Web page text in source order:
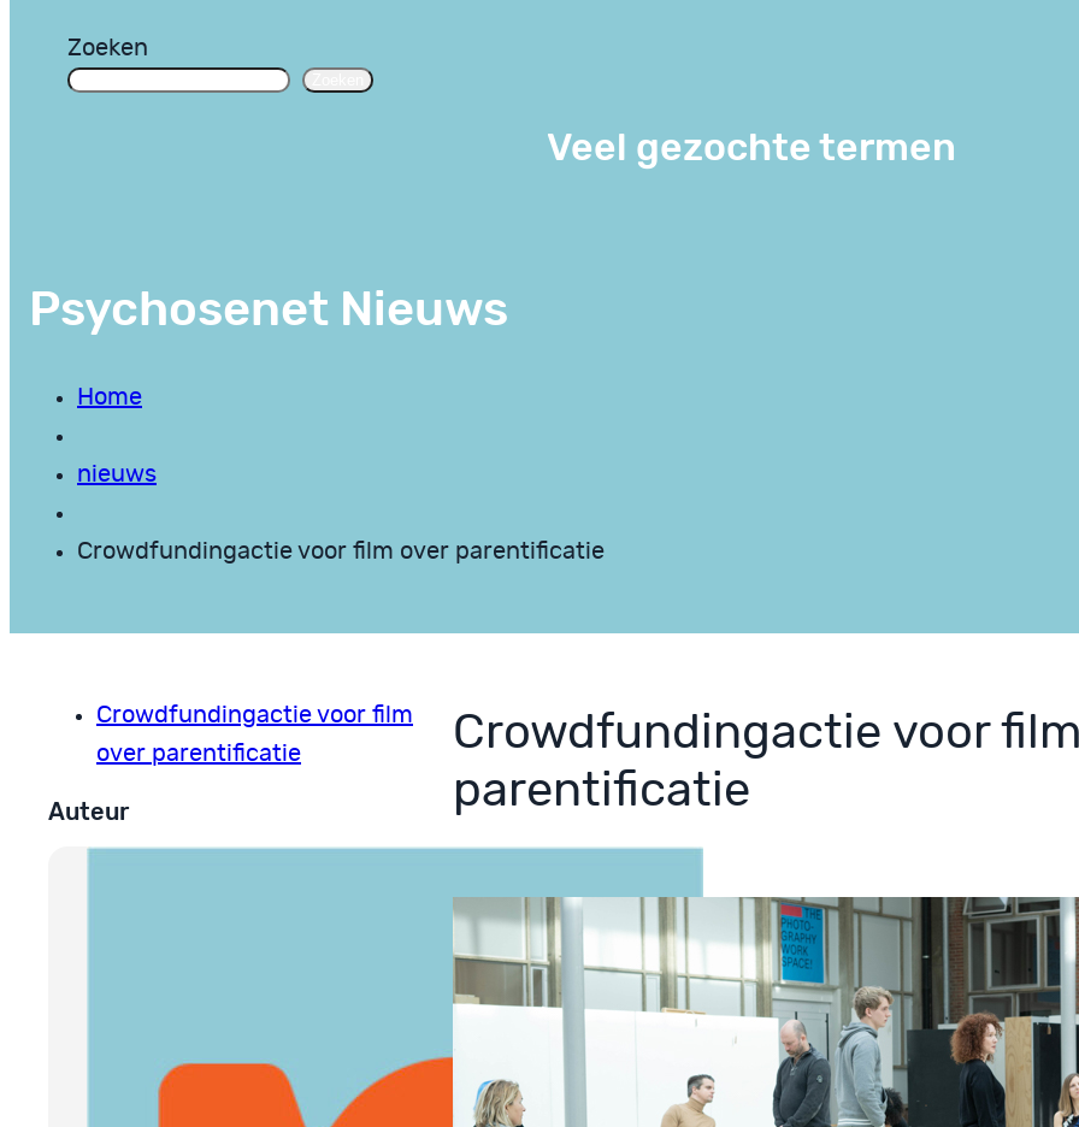
Zoeken
Veel gezochte termen
Psychosenet Nieuws
Home
nieuws
Crowdfundingactie voor film over parentificatie
Crowdfundingactie voor film
over parentificatie
Auteur
Crowdfundingactie voor
parentificatie